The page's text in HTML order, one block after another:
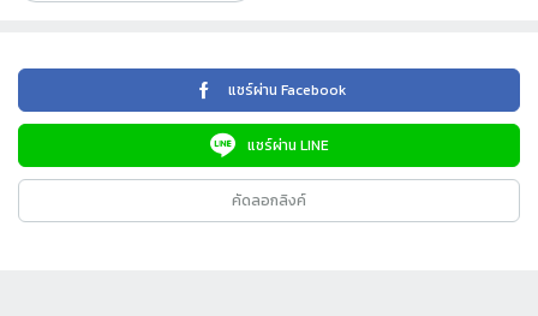
แชร์ผ่าน Facebook
แชร์ผ่าน LINE
คัดลอกลิงค์